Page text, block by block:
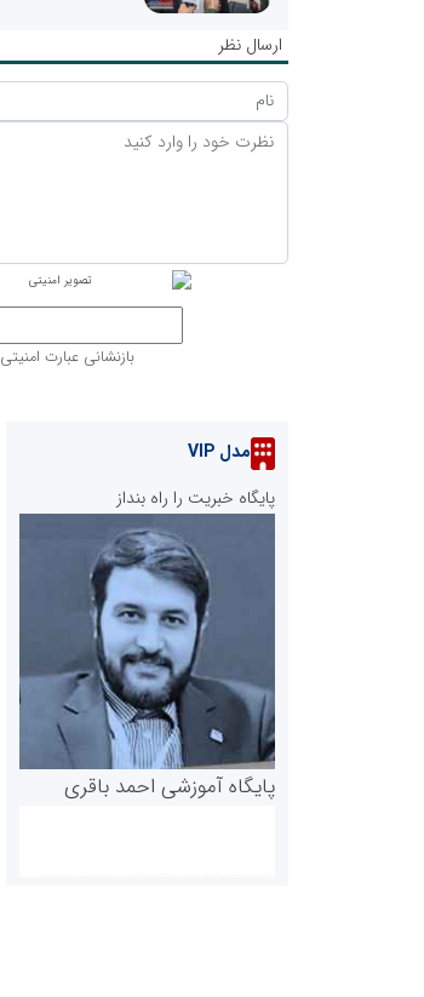
ارسال نظر
بازنشانی عبارت امنیتی
مدل VIP
پایگاه خبریت را راه بنداز
پایگاه آموزشی احمد باقری